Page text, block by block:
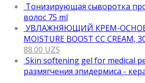
Тонизирующая сыворотка
волос 75 ml
УВЛАЖНЯЮЩИЙ КРЕМ-ОСНОВА
MOISTURE BOOST CC CREAM,
88.00 UZS
Skin softening gel for medical
размягчения эпидермиса -